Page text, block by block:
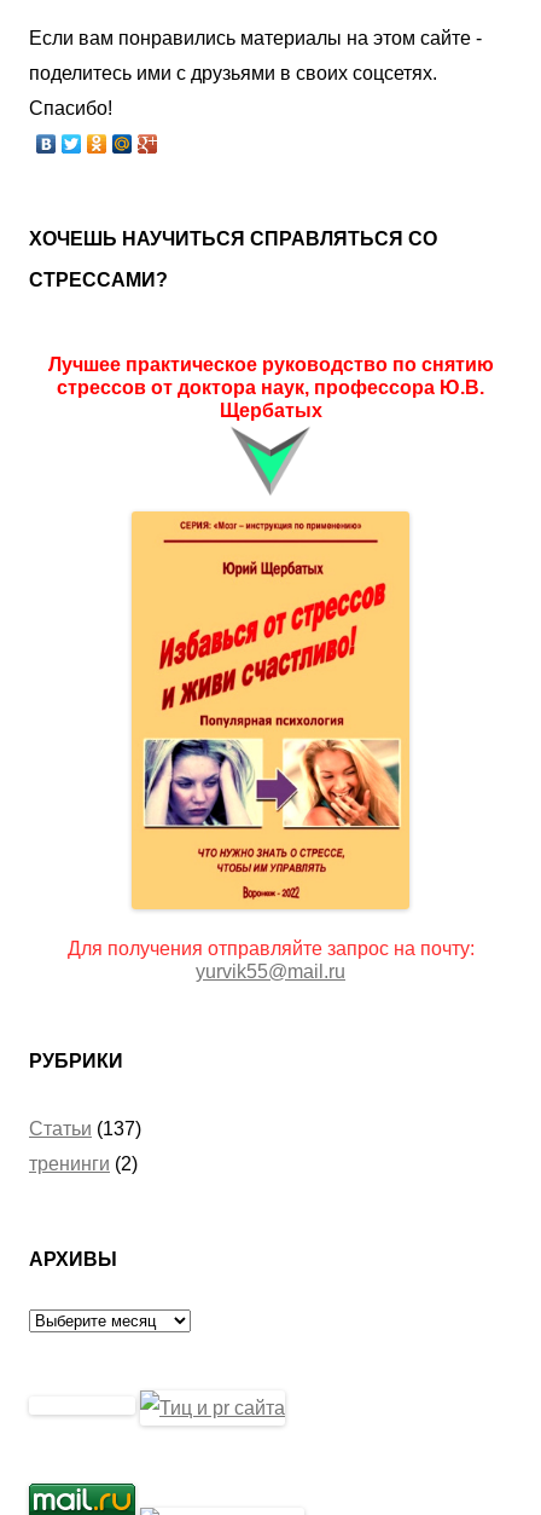
Если вам понравились материалы на этом сайте -
поделитесь ими с друзьями в своих соцсетях.
Спасибо!
ХОЧЕШЬ НАУЧИТЬСЯ СПРАВЛЯТЬСЯ СО
СТРЕССАМИ?
Лучшее практическое руководство по снятию
стрессов от доктора наук, профессора Ю.В.
Щербатых
Для получения отправляйте запрос на почту:
yurvik55@mail.ru
РУБРИКИ
Статьи (137)
тренинги (2)
АРХИВЫ
Архивы